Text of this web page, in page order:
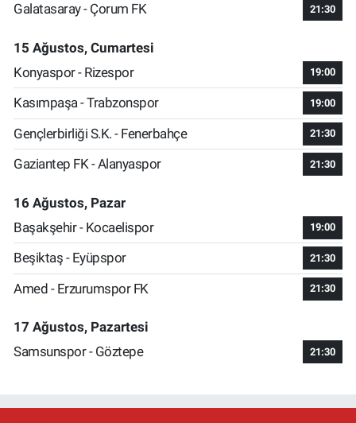
Galatasaray - Çorum FK
21:30
15 Ağustos, Cumartesi
Konyaspor - Rizespor
19:00
Kasımpaşa - Trabzonspor 19:00
Gençlerbirliği S.K. - Fenerbahçe 21:30
Gaziantep FK - Alanyaspor 21:30
16 Ağustos, Pazar
Başakşehir - Kocaelispor
19:00
Beşiktaş - Eyüpspor 21:30
Amed - Erzurumspor FK 21:30
17 Ağustos, Pazartesi
Samsunspor - Göztepe
21:30